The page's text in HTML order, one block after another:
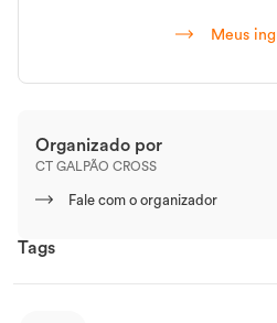
Meus
Organizado por
CT GALPÃO CROSS
Fale com o organizador
Tags